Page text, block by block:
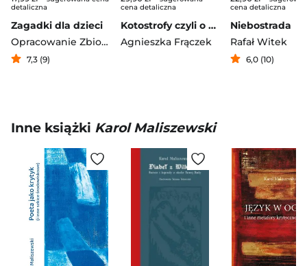
detaliczna
Zagadki dla dzieci
Opracowanie Zbiorowe
7,3 (9)
cena detaliczna
Kotostrofy czyli o kotach strofy
Agnieszka Frączek
cena detaliczna
Niebostrada
Rafał Witek
6,0 (10)
Inne książki Karol Maliszewski